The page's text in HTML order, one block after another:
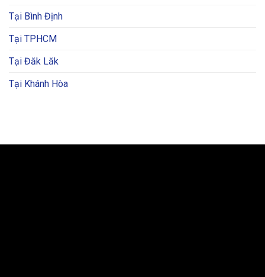
Tại Bình Định
Tại TPHCM
Tại Đăk Lăk
Tại Khánh Hòa